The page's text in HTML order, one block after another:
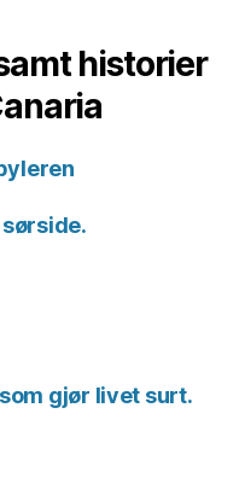
historier
gjør livet surt.